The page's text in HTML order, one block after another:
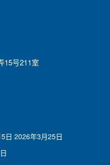
15号211室
日 2026年3月25日